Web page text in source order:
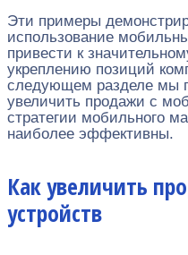
Эти примеры
использование
привести к
укреплению позиций
следующем разделе мы
увеличить продажи с
стратегии мобильного
наиболее эффективны.
Как увеличить
устройств